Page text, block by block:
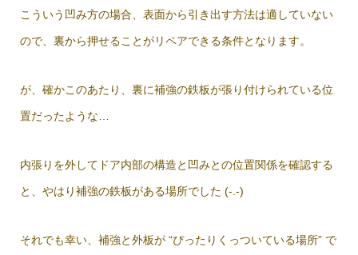
こういう凹み方の場合、表面から引き出す方法は適していない
ので、裏から押せることがリペアできる条件となります。
が、確かこのあたり、裏に補強の鉄板が張り付けられている位
置だったような…
内張りを外してドア内部の構造と凹みとの位置関係を確認する
と、やはり補強の鉄板がある場所でした (-.-)
それでも幸い、補強と外板が “ぴったりくっついている場所” で